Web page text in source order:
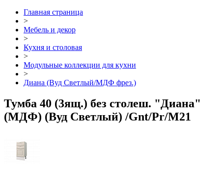
Главная страница
>
Мебель и декор
>
Кухня и столовая
>
Модульные коллекции для кухни
>
Диана (Вуд Светлый/МДФ фрез.)
Тумба 40 (3ящ.) без столеш. "Диана"
(МДФ) (Вуд Светлый) /Gnt/Pr/М21